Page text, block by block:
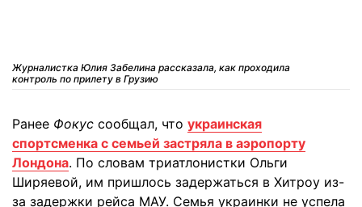
Журналистка Юлия Забелина рассказала, как проходила
контроль по прилету в Грузию
Ранее Фокус сообщал, что украинская
спортсменка с семьей застряла в аэропорту
Лондона. По словам триатлонистки Ольги
Ширяевой, им пришлось задержаться в Хитроу из-
за задержки рейса МАУ. Семья украинки не успела